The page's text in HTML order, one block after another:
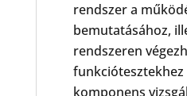
rendszer a
bemutatásához,
rendszeren
funkciótesztekhez
komponens